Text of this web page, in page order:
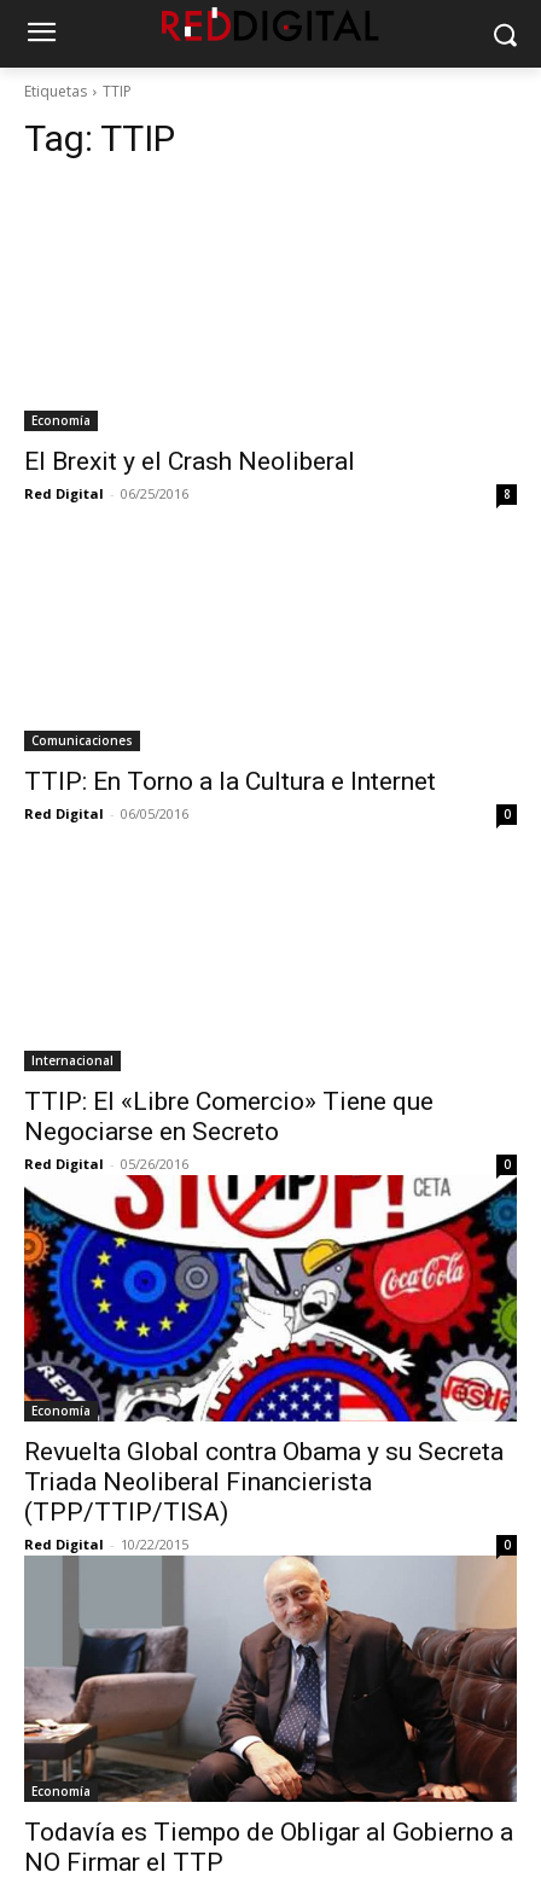
Etiquetas TTIP
Tag: TTIP
Economía
El Brexit y el Crash Neoliberal
Red Digital - 06/25/2016 8
Comunicaciones
TTIP: En Torno a la Cultura e Internet
Red Digital - 06/05/2016 0
Internacional
TTIP: El «Libre Comercio» Tiene que
Negociarse en Secreto
Red Digital - 05/26/2016 0
Economía
Revuelta Global contra Obama y su Secreta
Triada Neoliberal Financierista
(TPP/TTIP/TISA)
Red Digital - 10/22/2015 0
Economía
Todavía es Tiempo de Obligar al Gobierno a
NO Firmar el TTP